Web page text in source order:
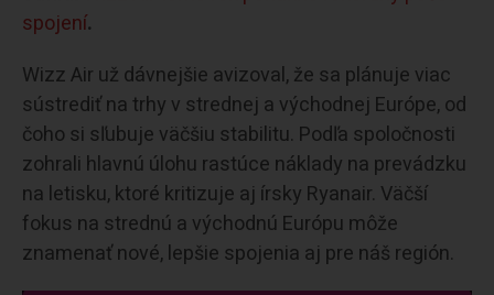
spojení.
Wizz Air už dávnejšie avizoval, že sa plánuje viac
sústrediť na trhy v strednej a východnej Európe, od
čoho si sľubuje väčšiu stabilitu. Podľa spoločnosti
zohrali hlavnú úlohu rastúce náklady na prevádzku
na letisku, ktoré kritizuje aj írsky Ryanair. Väčší
fokus na strednú a východnú Európu môže
znamenať nové, lepšie spojenia aj pre náš región.